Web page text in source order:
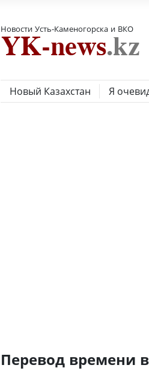
Новости Усть-Каменогорска и ВКО
Новый Казахстан Я
Перевод времени